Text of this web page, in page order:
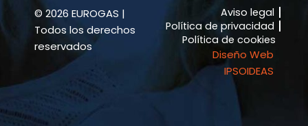
-
f
m
© 2026 EUROGAS |
Todos los derechos
reservados
Aviso legal
Política de privacidad
Política de cookies
Diseño Web
IPSOIDEAS